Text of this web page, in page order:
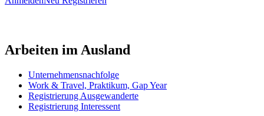
Arbeiten im Ausland
Unternehmensnachfolge
Work & Travel, Praktikum, Gap Year
Registrierung Ausgewanderte
Registrierung Interessent